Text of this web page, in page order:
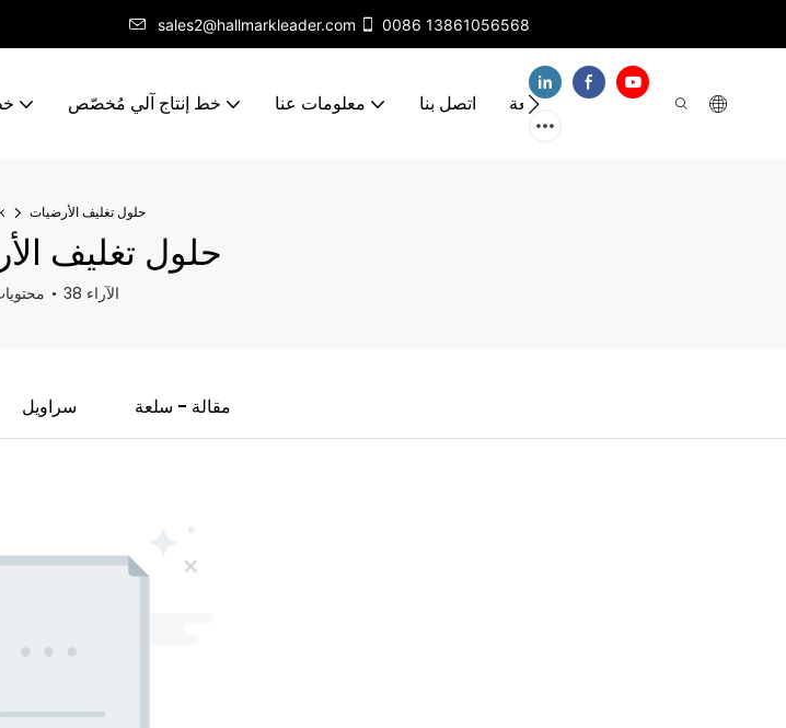
sales2@hallmarkleader.com 0086 13861056568
خط إنتاج آلي مُخصّص معلومات عنا اتصل بنا الأسئلة الشائعة مقاطع فيديو
حلول تغليف الأرضيات
#حلول تغليف
1 38 الآراء
سراويل مقالة - سلعة